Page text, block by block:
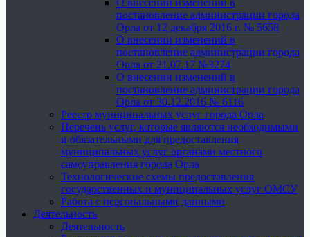
О внесении изменений в
постановление администрации города
Орла от 12 декабря 2016 г. № 5658
О внесении изменений в
постановление администрации города
Орла от 21.07.17 №3274
О внесении изменений в
постановление администрации города
Орла от 30.12.2016 № 6116
Реестр муниципальных услуг города Орла
Перечень услуг, которые являются необходимыми
и обязательными для предоставления
муниципальных услуг органами местного
самоуправления города Орла
Технологические схемы предоставления
государственных и муниципальных услуг ОМСУ
Работа с персональными данными
Деятельность
Деятельность